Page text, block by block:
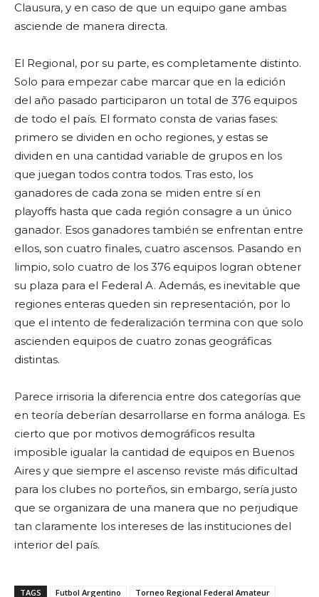
Clausura, y en caso de que un equipo gane ambas
asciende de manera directa.
El Regional, por su parte, es completamente distinto.
Solo para empezar cabe marcar que en la edición
del año pasado participaron un total de 376 equipos
de todo el país. El formato consta de varias fases:
primero se dividen en ocho regiones, y estas se
dividen en una cantidad variable de grupos en los
que juegan todos contra todos. Tras esto, los
ganadores de cada zona se miden entre sí en
playoffs hasta que cada región consagre a un único
ganador. Esos ganadores también se enfrentan entre
ellos, son cuatro finales, cuatro ascensos. Pasando en
limpio, solo cuatro de los 376 equipos logran obtener
su plaza para el Federal A. Además, es inevitable que
regiones enteras queden sin representación, por lo
que el intento de federalización termina con que solo
ascienden equipos de cuatro zonas geográficas
distintas.
Parece irrisoria la diferencia entre dos categorías que
en teoría deberían desarrollarse en forma análoga. Es
cierto que por motivos demográficos resulta
imposible igualar la cantidad de equipos en Buenos
Aires y que siempre el ascenso reviste más dificultad
para los clubes no porteños, sin embargo, sería justo
que se organizara de una manera que no perjudique
tan claramente los intereses de las instituciones del
interior del país.
TAGS Futbol Argentino Torneo Regional Federal Amateur